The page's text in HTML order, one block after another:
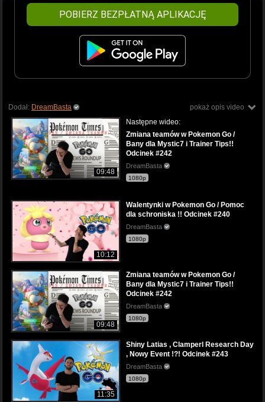
POBIERZ BEZPŁATNĄ APLIKACJĘ
pokaż opis video
Dodał: DreamBasta
09:48
Następne wideo:
Zmiana teamów w Pokemon Go /
Bany dla Mystic7 i Trainer Tips!!
Odcinek #242
DreamBasta
1080p
10:12
Walentynki w Pokemon Go / Pomoc
dla schroniska !! Odcinek #240
DreamBasta
1080p
09:48
Zmiana teamów w Pokemon Go /
Bany dla Mystic7 i Trainer Tips!!
Odcinek #242
DreamBasta
1080p
11:35
Shiny Latias , Clamperl Research Day
, Nowy Event !?! Odcinek #243
DreamBasta
1080p